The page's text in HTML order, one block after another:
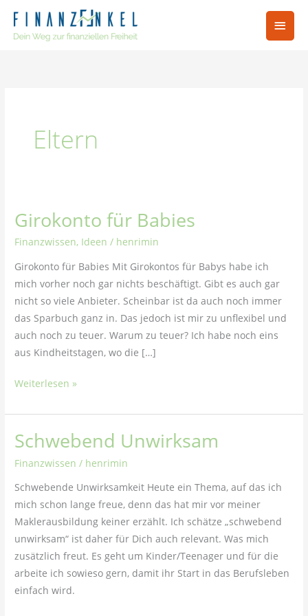
Inhalt
springen
Eltern
Girokonto für Babies
Finanzwissen, Ideen / henrimin
Girokonto für Babies Mit Girokontos für Babys habe ich
mich vorher noch gar nichts beschäftigt. Gibt es auch gar
nicht so viele Anbieter. Scheinbar ist da auch noch immer
das Sparbuch ganz in. Das jedoch ist mir zu unflexibel und
auch noch zu teuer. Warum zu teuer? Ich habe noch eins
aus Kindheitstagen, wo die […]
Girokonto
Babies
Weiterlesen »
Schwebend Unwirksam
Finanzwissen / henrimin
Schwebende Unwirksamkeit Heute ein Thema, auf das ich
mich schon lange freue, denn das hat mir vor meiner
Maklerausbildung keiner erzählt. Ich schätze „schwebend
unwirksam“ ist daher für Dich auch relevant. Was mich
zusätzlich freut. Es geht um Kinder/Teenager und für die
arbeite ich sowieso gern, damit ihr Start in das Berufsleben
einfach wird.
Schwebend